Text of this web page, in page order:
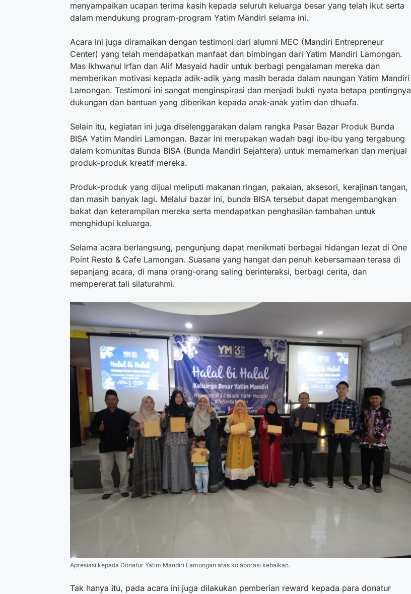
menyampaikan ucapan terima kasih kepada seluruh keluarga besar yang telah ikut serta
dalam mendukung program-program Yatim Mandiri selama ini.
Acara ini juga diramaikan dengan testimoni dari alumni MEC (Mandiri Entrepreneur
Center) yang telah mendapatkan manfaat dan bimbingan dari Yatim Mandiri Lamongan.
Mas Ikhwanul Irfan dan Alif Masyaid hadir untuk berbagi pengalaman mereka dan
memberikan motivasi kepada adik-adik yang masih berada dalam naungan Yatim Mandiri
Lamongan. Testimoni ini sangat menginspirasi dan menjadi bukti nyata betapa pentingnya
dukungan dan bantuan yang diberikan kepada anak-anak yatim dan dhuafa.
Selain itu, kegiatan ini juga diselenggarakan dalam rangka Pasar Bazar Produk Bunda
BISA Yatim Mandiri Lamongan. Bazar ini merupakan wadah bagi ibu-ibu yang tergabung
dalam komunitas Bunda BISA (Bunda Mandiri Sejahtera) untuk memamerkan dan menjual
produk-produk kreatif mereka.
Produk-produk yang dijual meliputi makanan ringan, pakaian, aksesori, kerajinan tangan,
dan masih banyak lagi. Melalui bazar ini, bunda BISA tersebut dapat mengembangkan
bakat dan keterampilan mereka serta mendapatkan penghasilan tambahan untuk
menghidupi keluarga.
Selama acara berlangsung, pengunjung dapat menikmati berbagai hidangan lezat di One
Point Resto & Cafe Lamongan. Suasana yang hangat dan penuh kebersamaan terasa di
sepanjang acara, di mana orang-orang saling berinteraksi, berbagi cerita, dan
mempererat tali silaturahmi.
Apresiasi kepada Donatur Yatim Mandiri Lamongan atas kolaborasi kebaikan.
Tak hanya itu, pada acara ini juga dilakukan pemberian reward kepada para donatur